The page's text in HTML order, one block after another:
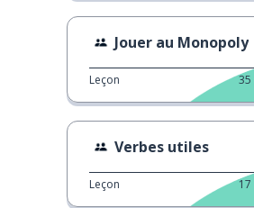
Jouer au Monopoly
Leçon 35
Verbes utiles
Leçon 17